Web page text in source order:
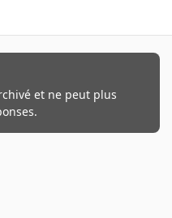
et ne peut plus